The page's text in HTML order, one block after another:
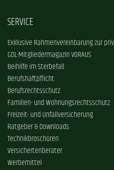
SERVICE
Exklusive Rahmenvereinbarung zur
GDL-Mitgliedermagazin VORAUS
Beihilfe im Sterbefall
Berufshaftpflicht
Berufsrechtsschutz
Familien- und Wohnungsrechtsschutz
Freizeit- und Unfallversicherung
Ratgeber & Downloads
Technikbroschüren
Versichertenberater
Werbemittel